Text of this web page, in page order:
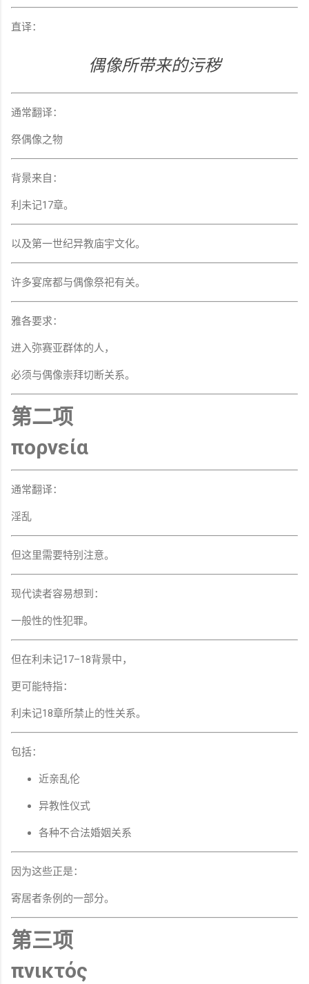
直译：
偶像所带来的污秽
通常翻译：
祭偶像之物
背景来自：
利未记17章。
以及第一世纪异教庙宇文化。
许多宴席都与偶像祭祀有关。
雅各要求：
进入弥赛亚群体的人，
必须与偶像崇拜切断关系。
第二项
πορνεία
通常翻译：
淫乱
但这里需要特别注意。
现代读者容易想到：
一般性的性犯罪。
但在利未记17–18背景中，
更可能特指：
利未记18章所禁止的性关系。
包括：
近亲乱伦
异教性仪式
各种不合法婚姻关系
因为这些正是：
寄居者条例的一部分。
第三项
πνικτός